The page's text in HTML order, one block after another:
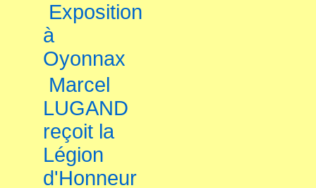
Exposition
à
Oyonnax
Marcel
LUGAND
reçoit la
Légion
d'Honneur